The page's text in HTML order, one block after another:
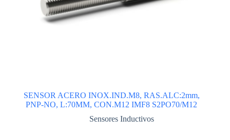
SENSOR ACERO INOX.IND.M8, RAS.ALC:2mm,
PNP-NO, L:70MM, CON.M12 IMF8 S2PO70/M12
Sensores Inductivos